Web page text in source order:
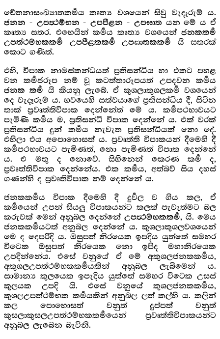
චේතනාසංඛ්‍යාතකර්‍මය කෘත්‍ය වශයෙන් සිවු වැදෑරුම් ය.
ජනන - උපත්‍ථම්භන - උපපීළන - උපඝාත යන මේ ය ඒ
කෘත්‍ය සතර. එහෙයින් කර්‍මය කෘත්‍ය වශයෙන් ජනකකර්‍ම
උපත්ථම්භකකර්‍ම උපපීළකකර්‍ම උපඝාතකකර්‍ම යි සතරක්
කොට ගණිත්.
එහි, විපාක නාමස්කන්ධයත් ප්‍රතිසන්ධිය හා එකට පහළ
වන කර්‍මජරූප නම් වූ කටත්තාරූපයත් උපදවන කර්‍මය
ජනක කර්‍ම යි කියනු ලැබේ. ඒ කුශලාකුශලකර්‍ම වශයෙන්
දෙ වැදෑරුම් ය. භවයෙහි සත්වයාගේ ප්‍රතිසන්ධිය දී, සිටින
තාක් ප්‍රවෘත්තිවිපාක දෙන්නේත් මේ ය. කර්‍මපථභාවයට
පැමිණි කර්‍මය ම, ප්‍රතිසන්ධි විපාක දෙන්නේ ය. එක් වරක්
ප්‍රතිසන්ධිය දුන් කර්‍මය නැවැත ප්‍රතිසන්ධියක් නො දේ.
එහිලා එය අපොහොසත් ය. ප්‍රවෘත්ති විපාකයන් දීමෙහි දී
කර්‍මපථභාවයට පැමිණත්, නො පැමිණත් විපාක දෙන්නේ
ය. එ මතු ද නොවේ. සිහිනෙන් කෙරණ කර්‍ම ද,
ප්‍රවෘත්තිවිපාක දෙන්නේය. එක කර්‍මය, අත්බව් සිය දහස්
ගණන්හි ද ප්‍රවෘතිවිපාක නම් දෙන්නේ ය.
ජනකකර්‍මය විපාක දීමෙහි දී දුර්‍වල ව ගිය කල, ඒ
කර්‍මයෙන් උපන් සියලු විපාකයන්ට කලක් පැවැත්මට බල
කරුවක් මෙන් අනුබල දෙන්නේ උපත්‍ථම්භකකර්‍ම, යි. මෙය
ජනකකර්‍මයටත් අනුබල දෙන්නේ ය. කුශලාකුශලවශයෙන්
මෙ ද දෙපරිදි ය. ඔසුපත් නිරයෙක ඉපදිය යුත්තේ සමහර
විටෙක ඔසුපත් නිරයෙක නො ඉපිද මහානිරයෙක
උපදින්නේය. එසේ වනුයේ ඒ මේ අකුශලජනකකර්‍මය,
අකුශලඋපත්ථම්භකකර්‍මයකින් අනුබල ලැබීමෙන් ය.
සාමාන්‍ය කුලයෙක ඉපැදිය යුත්තේ සමහර විටෙක උසස්
කුලයක උපදි යි. එසේ වනුයේ කුශලජනකකර්‍මය,
කුශලඋපත්ථම්භක කර්‍මයකින් අනුබල ලත් කල්හි ය. කලින්
කල පොහොසත් වනුත් දුප්පත් වනුත්
කුසලාකුසලඋපත්ථම්භකකර්‍මයෙන් ප්‍රවෘත්තිවිපාකයන්ට
අනුබල ලැබෙන බැවිනි.